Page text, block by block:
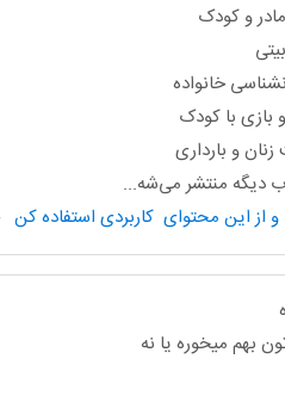
و کودک
خانواده
بازی با کودک
و بارداری
دیگه منتشر می‌شه...
بهم میخوره یا نه